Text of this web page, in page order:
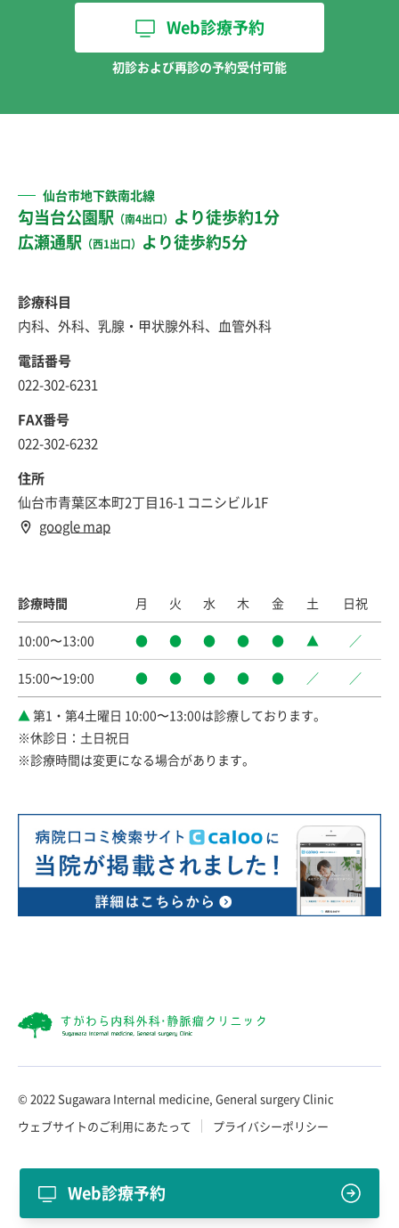
Web診療予約
Web診療予約
初診および再診の予約受付可能
仙台市地下鉄南北線
勾当台公園駅 （南4出口） より徒歩約1分
広瀬通駅 （西1出口） より徒歩約5分
診療科目
内科、外科、乳腺・甲状腺外科、血管外科
電話番号
022-302-6231
FAX番号
022-302-6232
住所
仙台市青葉区本町2丁目16-1 コニシビル1F
google map
診療時間 月 火 水 木 金 土 日祝
10:00〜13:00 ● ● ● ● ● ▲ ／
15:00〜19:00 ● ● ● ● ● ／ ／
▲ 第1・第4土曜日 10:00〜13:00は診療しております。
※休診日：土日祝日
※診療時間は変更になる場合があります。
© 2022 Sugawara Internal medicine, General surgery Clinic
ウェブサイトのご利用にあたって
プライバシーポリシー